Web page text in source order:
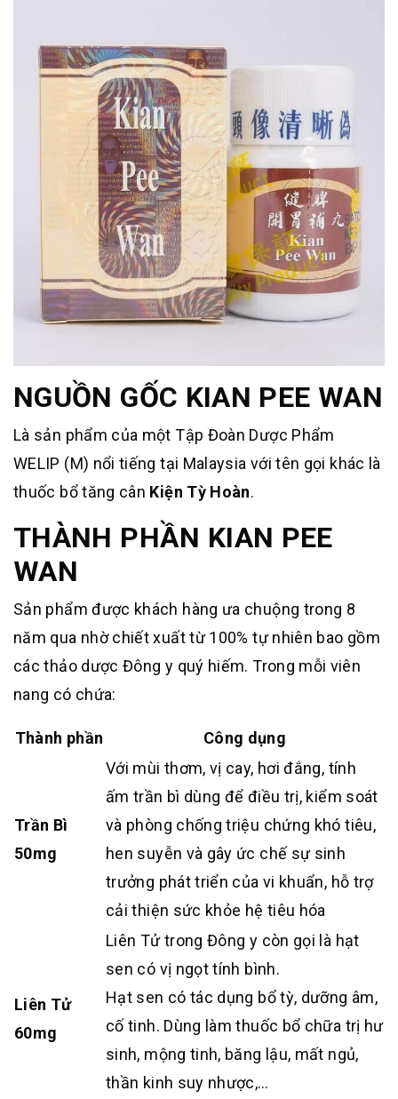
NGUỒN GỐC KIAN PEE WAN
Là sản phẩm của một Tập Đoàn Dược Phẩm
WELIP (M) nổi tiếng tại Malaysia với tên gọi khác là
thuốc bổ tăng cân Kiện Tỳ Hoàn.
THÀNH PHẦN KIAN PEE
WAN
Sản phẩm được khách hàng ưa chuộng trong 8
năm qua nhờ chiết xuất từ 100% tự nhiên bao gồm
các thảo dược Đông y quý hiếm. Trong mỗi viên
nang có chứa:
Thành phần Công dụng
Trần Bì
50mg
Với mùi thơm, vị cay, hơi đắng, tính
ấm trần bì dùng để điều trị, kiểm soát
và phòng chống triệu chứng khó tiêu,
hen suyễn và gây ức chế sự sinh
trưởng phát triển của vi khuẩn, hỗ trợ
cải thiện sức khỏe hệ tiêu hóa
Liên Tử
60mg
Liên Tử trong Đông y còn gọi là hạt
sen có vị ngọt tính bình.
Hạt sen có tác dụng bổ tỳ, dưỡng âm,
cố tinh. Dùng làm thuốc bổ chữa trị hư
sinh, mộng tinh, băng lậu, mất ngủ,
thần kinh suy nhược,…